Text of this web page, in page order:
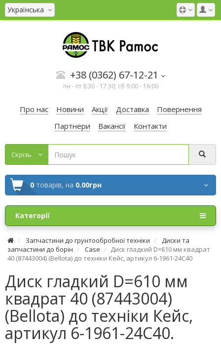
Українська
+38 (0362) 67-12-21
пн - пт 8:30 - 17:30; сб 9:00 - 16:00
Про нас Новини Акції Доставка
Повернення
Партнери
Вакансії Контакти
Cкрізь
0 товарів, на 0.00грн
Категорії
Запчастини до грунтообробної техніки
Диски та
запчастини до борін
Case
Диск гладкий D=610 мм квадрат
40 (87443004) (Bellota) до техніки Кейс, артикул 6-1961-24C40
Диск гладкий D=610 мм
квадрат 40 (87443004)
(Bellota) до техніки Кейс,
артикул 6-1961-24C40.